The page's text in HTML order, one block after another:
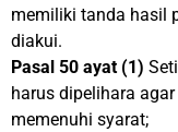
memiliki tanda hasil
diakui.
Pasal 50 ayat (1)
harus dipelihara
memenuhi syarat;